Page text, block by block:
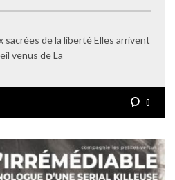
sacrées de la liberté Elles arrivent
venus de La
0